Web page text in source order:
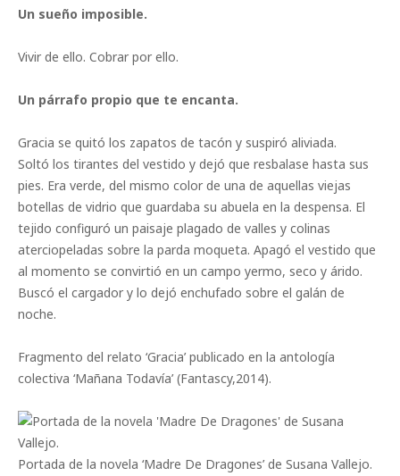
Un sueño imposible.
Vivir de ello. Cobrar por ello.
Un párrafo propio que te encanta.
Gracia se quitó los zapatos de tacón y suspiró aliviada.
Soltó los tirantes del vestido y dejó que resbalase hasta sus
pies. Era verde, del mismo color de una de aquellas viejas
botellas de vidrio que guardaba su abuela en la despensa. El
tejido configuró un paisaje plagado de valles y colinas
aterciopeladas sobre la parda moqueta. Apagó el vestido que
al momento se convirtió en un campo yermo, seco y árido.
Buscó el cargador y lo dejó enchufado sobre el galán de
noche.
Fragmento del relato ‘Gracia’ publicado en la antología
colectiva ‘Mañana Todavía’ (Fantascy,2014).
Portada de la novela ‘Madre De Dragones’ de Susana Vallejo.